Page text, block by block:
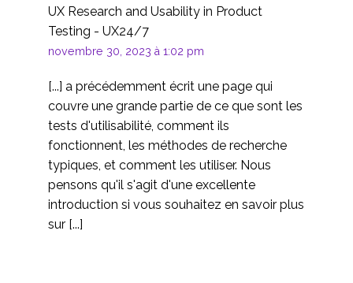
est capable de le
pénétrer.
distance est-elle une
alternative valable à la
modération en
15 Mai 2020
Test de convivialité de
0
12 Avr 2017
Utilisabilité et
psychologie
0
11 Sep 2019
La génération multi-
écrans
1
15 octobre 2013
UX Research and Usability in Product
Testing - UX24/7
novembre 30, 2023 à 1:02 pm
[...] a précédemment écrit une page qui
couvre une grande partie de ce que sont les
tests d'utilisabilité, comment ils
fonctionnent, les méthodes de recherche
typiques, et comment les utiliser. Nous
pensons qu'il s'agit d'une excellente
introduction si vous souhaitez en savoir plus
sur [...]